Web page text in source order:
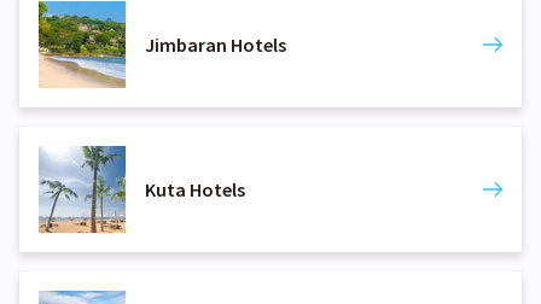
Jimbaran Hotels
Kuta Hotels